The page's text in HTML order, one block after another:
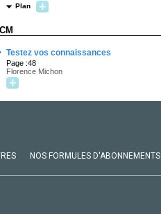
Plan
Testez vos connaissances
Page :48
Florence Michon
NOS FORMULES D'ABONNEMENTS